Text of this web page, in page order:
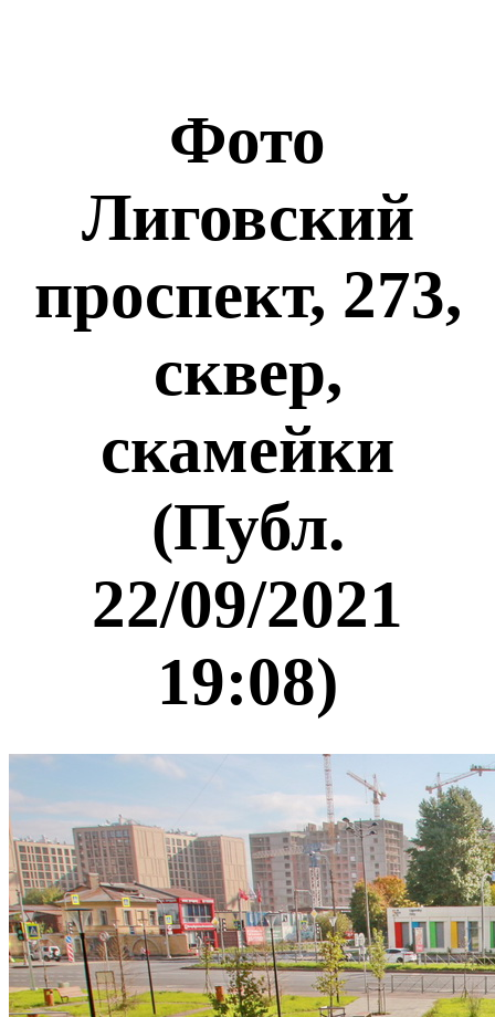
Фото
Лиговский
проспект, 273,
сквер,
скамейки
(Публ.
22/09/2021
19:08)